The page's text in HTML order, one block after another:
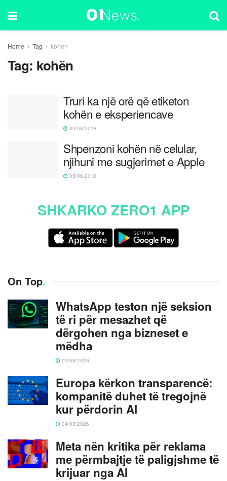
Home Tag kohën
Tag: kohën
Truri ka një orë që etiketon
kohën e eksperiencave
30/08/2018
Shpenzoni kohën në celular,
njihuni me sugjerimet e Apple
05/06/2018
SHKARKO ZERO1 APP
On Top.
WhatsApp teston një seksion
të ri për mesazhet që
dërgohen nga bizneset e
mëdha
03/08/2026
Europa kërkon transparencë:
kompanitë duhet të tregojnë
kur përdorin AI
04/08/2026
Meta nën kritika për reklama
me përmbajtje të paligjshme të
krijuar nga AI